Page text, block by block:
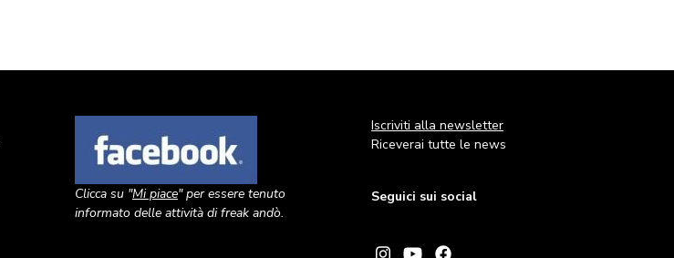
Clicca su "Mi piace" per essere tenuto
informato delle attività di freak andò.
Iscriviti alla newsletter
Riceverai tutte le news
Seguici sui social